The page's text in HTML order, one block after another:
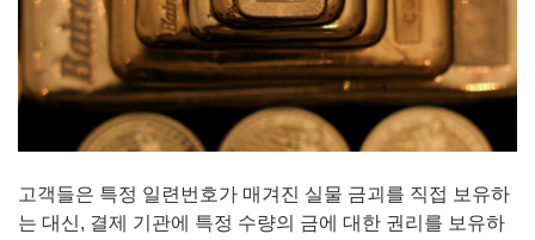
고객들은 특정 일련번호가 매겨진 실물 금괴를 직접 보유하
는 대신, 결제 기관에 특정 수량의 금에 대한 권리를 보유하